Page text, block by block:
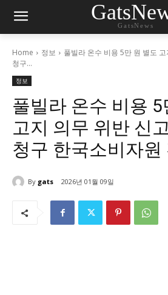
GatsNews
Home 정보
풀빌라 온수 비용 5만 원 별도
청구...
정보
풀빌라 온수 비용 5
고지 의무 위반 신
청구 한국소비자원
By gats 2026년 01월 09일